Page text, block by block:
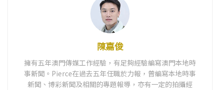
陳嘉俊
擁有五年澳門傳媒工作經驗，有足夠經驗編寫澳門本地時
事新聞。Pierce在過去五年任職於力報，曾編寫本地時事
新聞、博彩新聞及相關的專題報導，亦有一定的拍攝經